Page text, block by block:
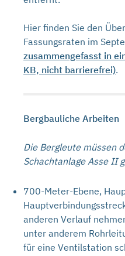
Hier finden Sie den
Fassungsraten im
zusammengefasst in
KB, nicht barrierefrei).
Bergbauliche Arbeiten
Die Bergleute müssen
Schachtanlage Asse II
700-Meter-Ebene,
anderen Verlauf
unter anderem
für eine Ventilstation